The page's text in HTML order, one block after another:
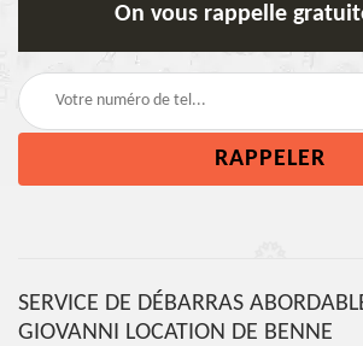
On vous rappelle
SERVICE DE DÉBARRAS
GIOVANNI LOCATION DE BENNE